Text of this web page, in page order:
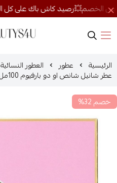
روائح الجمال
الرئيسية عطور العطور النسائية
عطر شانيل شانص او دو بارفيوم 100مل
خصم 32%